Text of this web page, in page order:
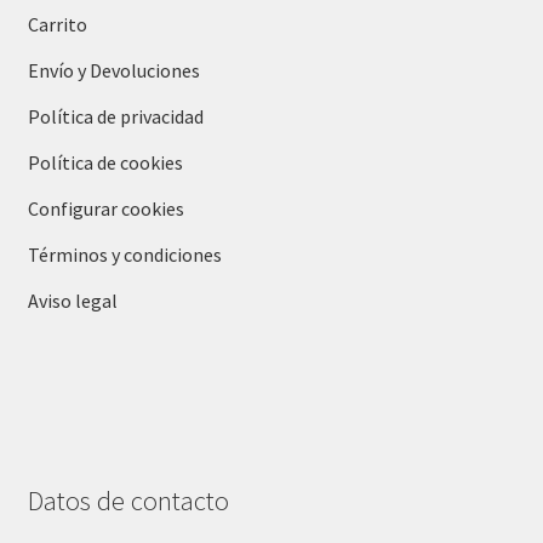
Carrito
Envío y Devoluciones
Política de privacidad
Política de cookies
Configurar cookies
Términos y condiciones
Aviso legal
Datos de contacto